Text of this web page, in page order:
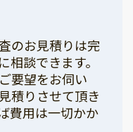
のお見積りは完
談できます。
要望をお伺い
積りさせて頂き
費用は一切かか